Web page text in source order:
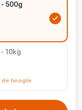
500g
10kg
de hoogte